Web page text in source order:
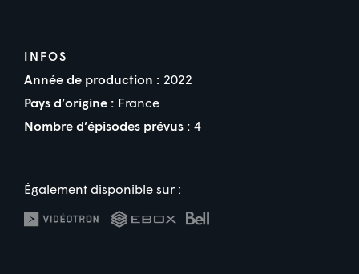
INFOS
Année de production : 2022
Pays d’origine : France
Nombre d’épisodes prévus : 4
Également disponible sur :